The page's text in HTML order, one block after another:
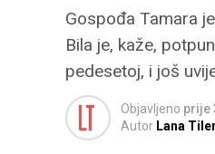
Gospođa Tamara
Bila je, kaže,
pedesetoj, i još
Objavljeno prije
Autor Lana